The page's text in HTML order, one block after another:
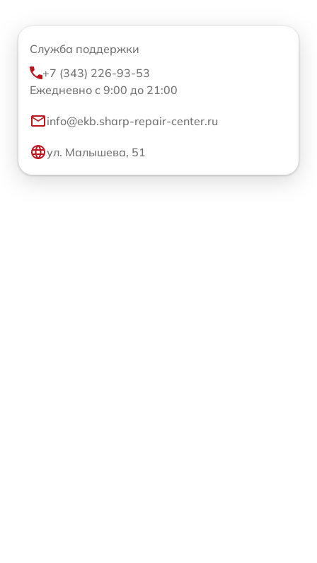
Служба поддержки
+7 (343) 226-93-53
Ежедневно с 9:00 до 21:00
info@ekb.sharp-repair-center.ru
ул. Малышева, 51